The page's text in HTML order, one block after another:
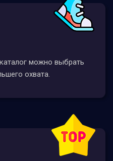
можно выбрать
охвата.